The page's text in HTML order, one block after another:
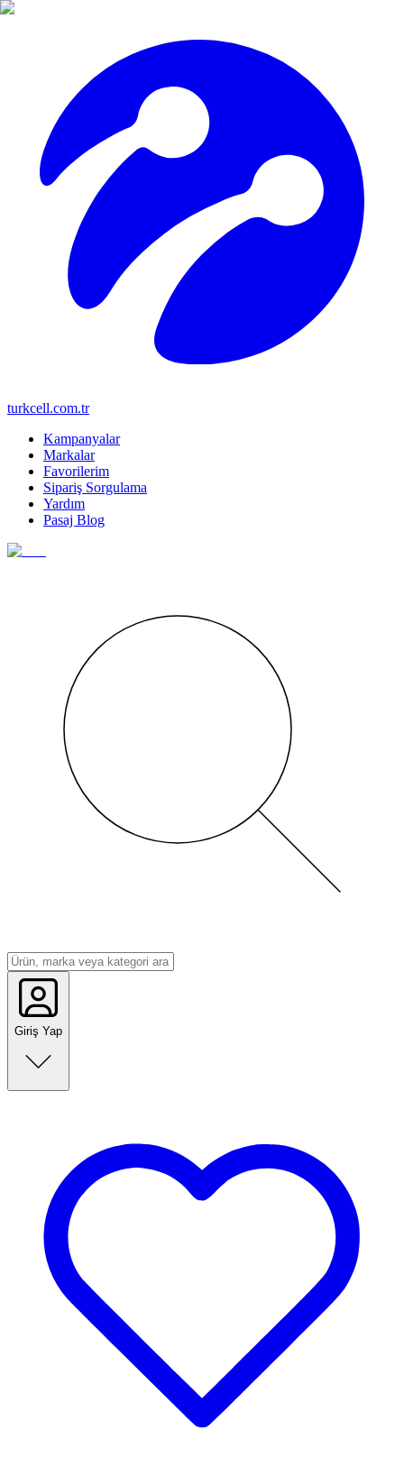
turkcell.com.tr
Kampanyalar
Markalar
Favorilerim
Sipariş Sorgulama
Yardım
Pasaj Blog
Giriş Yap